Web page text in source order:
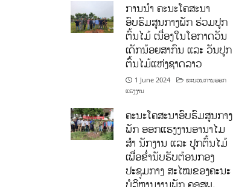
ການນໍາ ຄະນະໂຄສະນາ
ອົບຮົມສູນກາງພັກ ຮ່ວມປູກ
ຕົ້ນໄມ້ ເນື່ອງໃນໂອກາດວັນ
ເດັກນ້ອຍສາກົນ ແລະ ວັນປູກ
ຕົ້ນໄມ້ແຫ່ງຊາດລາວ
1 June 2024
ຂະບວນການອອກ
ແຮງງານ
ຄະນະໂຄສະນາອົບຮົມສູນກາງ
ພັກ ອອກແຮງງານອານາໄມ
ສໍາ ນັກງານ ແລະ ປູກຕົ້ນໄມ້
ເພື່ອຂໍ່ານັບຮັບຕ້ອນກອງ
ປະຊຸມກາງ ສະໄໝຂອງຄະນະ
ບໍລິຫານງານພັກ ຄອສພ.